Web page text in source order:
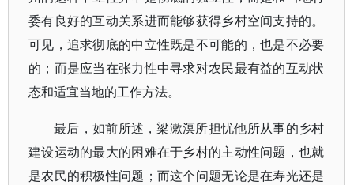
委有良好的互动关系进而能够获得乡村空间支持的。
可见，追求彻底的中立性既是不可能的，也是不必要
的；而是应当在张力性中寻求对农民最有益的互动状
态和适宜当地的工作方法。
最后，如前所述，梁漱溟所担忧他所从事的乡村
建设运动的最大的困难在于乡村的主动性问题，也就
是农民的积极性问题；而这个问题无论是在寿光还是